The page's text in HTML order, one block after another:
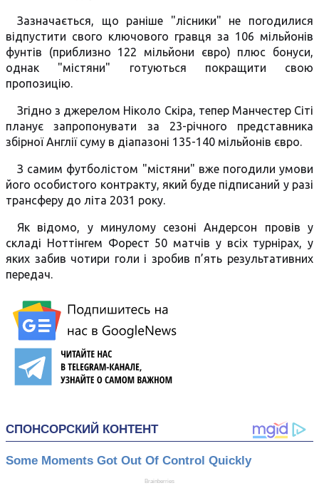
Зазначається, що раніше "лісники" не погодилися
відпустити свого ключового гравця за 106 мільйонів
фунтів (приблизно 122 мільйони євро) плюс бонуси,
однак "містяни" готуються покращити свою
пропозицію.
Згідно з джерелом Ніколо Скіра, тепер Манчестер Сіті
планує запропонувати за 23-річного представника
збірної Англії суму в діапазоні 135-140 мільйонів євро.
З самим футболістом "містяни" вже погодили умови
його особистого контракту, який буде підписаний у разі
трансферу до літа 2031 року.
Як відомо, у минулому сезоні Андерсон провів у
складі Ноттінгем Форест 50 матчів у всіх турнірах, у
яких забив чотири голи і зробив п’ять результативних
передач.